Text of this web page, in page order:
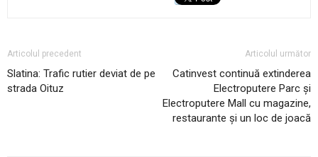
Articolul precedent
Slatina: Trafic rutier deviat de pe
strada Oituz
Articolul următor
Catinvest continuă extinderea
Electroputere Parc și
Electroputere Mall cu magazine,
restaurante și un loc de joacă